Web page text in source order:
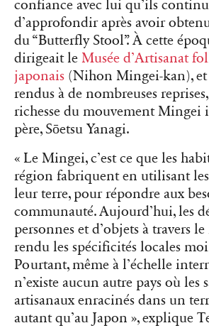
confiance avec lui qu’ils
d’approfondir après avoir
du “Butterfly Stool”. À cette
dirigeait le Musée d’Artisanat
japonais (Nihon Mingei-kan), et
rendus à de nombreuses
richesse du mouvement Mingei
père, Sōetsu Yanagi.
« Le Mingei, c’est ce que les
région fabriquent en utilisant
leur terre, pour répondre aux
communauté. Aujourd’hui, les
personnes et d’objets à travers
rendu les spécificités locales
Pourtant, même à l’échelle
n’existe aucun autre pays où les
artisanaux enracinés dans un
autant qu’au Japon », explique